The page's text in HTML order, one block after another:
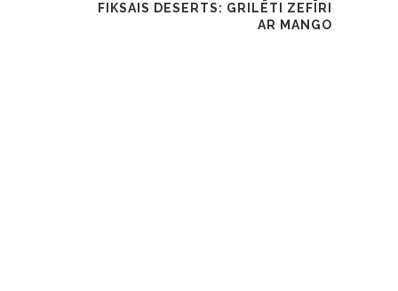
FIKSAIS DESERTS: GRILĒTI ZEFĪRI
AR MANGO